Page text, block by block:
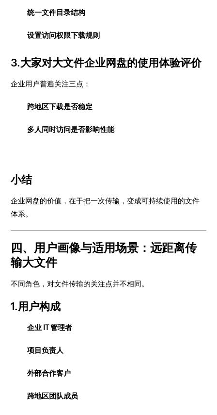
统一文件目录结构
设置访问权限下载规则
3.大家对大文件企业网盘的使用体验评价
企业用户普遍关注三点：
跨地区下载是否稳定
多人同时访问是否影响性能
小结
企业网盘的价值，在于把一次传输，变成可持续使用的文件
体系。
四、用户画像与适用场景：远距离传
输大文件
不同角色，对文件传输的关注点并不相同。
1.用户构成
企业 IT 管理者
项目负责人
外部合作客户
跨地区团队成员